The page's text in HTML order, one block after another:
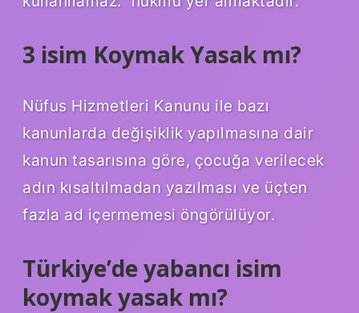
3 isim Koymak Yasak mı?
Nüfus Hizmetleri Kanunu ile bazı
kanunlarda değişiklik yapılmasına dair
kanun tasarısına göre, çocuğa verilecek
adın kısaltılmadan yazılması ve üçten
fazla ad içermemesi öngörülüyor.
Türkiye’de yabancı isim
koymak yasak mı?